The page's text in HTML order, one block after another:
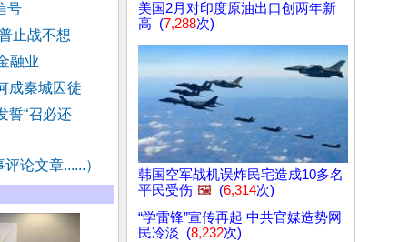
号
止战不想
融业
成秦城囚徒
誓“召必还
评论文章......）
美国2月对印度原油出口创两年新
高 (7,288次)
韩国空军战机误炸民宅造成10多名
平民受伤 🖼️ (6,314次)
“学雷锋”宣传再起 中共官媒造势网
民冷淡 (8,232次)